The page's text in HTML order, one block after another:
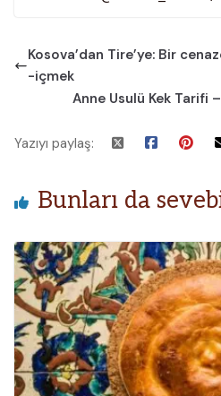
Kosova’dan Tire’ye: Bir
-içmek
Anne Usulü Kek Tarifi
Yazıyı paylaş:
Bunları da